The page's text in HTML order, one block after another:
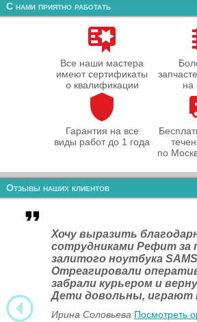
С нами приятно работать
Все наши мастера
имеют сертификаты
о квалификации
на
Гарантия на все
виды работ до 1 года
по
Отзывы наших клиентов
Хочу выразить
сотрудниками Рефит за
залитого ноутбука
Отреагировали
забрали курьером и
Дети довольны, играют
Ирина Соловьева Посмотреть